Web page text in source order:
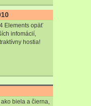
Elements opäť
infomácií,
hostia!
biela a čierna,